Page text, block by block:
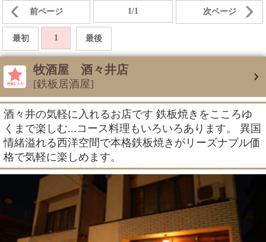
前ページ 1/1 次ページ
最初 1 最後
牧酒屋 酒々井店
[鉄板居酒屋]
酒々井の気軽に入れるお店です 鉄板焼きをこころゆ
くまで楽しむ...コース料理もいろいろあります。 異国
情緒溢れる西洋空間で本格鉄板焼きがリーズナブル価
格で気軽に楽しめます。